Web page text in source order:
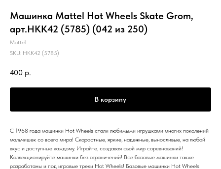
Машинка Mattel Hot Wheels Skate Grom,
арт.HKK42 (5785) (042 из 250)
Mattel
SKU: HKK42 (5785)
400 р.
В корзину
С 1968 года машинки Hot Wheels стали любимыми игрушками многих поколений
мальчишек со всего мира! Скоростные, яркие, надежные, выносливые, на любой
вкус и доступные каждому. Играйте, создавая свой мир соревнований!
Коллекционируйте машинки без ограничений! Все базовые машинки также
разработаны и под игровые треки Hot Wheels! Базовые машинки Hot Wheels